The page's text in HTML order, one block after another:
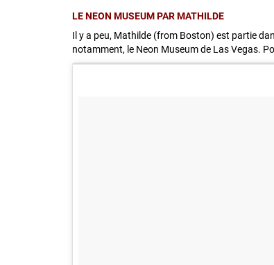
LE NEON MUSEUM PAR MATHILDE
Il y a peu, Mathilde (from Boston) est partie
notamment, le Neon Museum de Las Vegas.